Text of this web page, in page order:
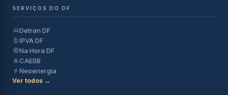
SERVIÇOS DO DF
Detran DF
IPVA DF
Na Hora DF
CAESB
Neoenergia
Ver todos →